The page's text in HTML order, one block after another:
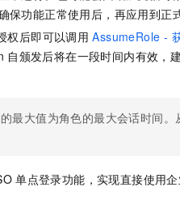
保功能正常使用后，再应用到正
权后即可以调用 AssumeRole -
自颁发后将在一段时间内有效，
最大值为角色的最大会话时间
单点登录功能，实现直接使用